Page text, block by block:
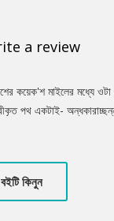
a review
কয়েক'শ মাইলের মধ্যে
পথ একটাই-
বহুকাল ধরে স্টেজ কোচের
এটাই কি সত্যি? নাকি
বইটি কিনুন